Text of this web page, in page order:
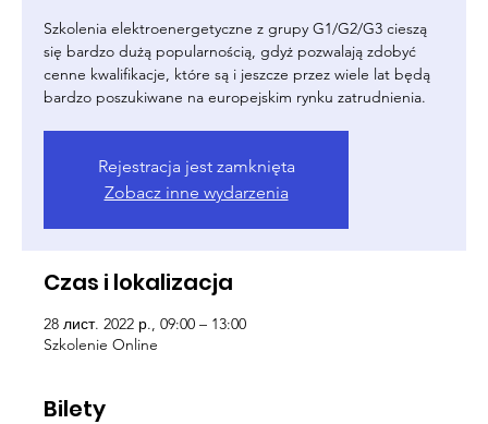
Szkolenia elektroenergetyczne z grupy G1/G2/G3 cieszą
się bardzo dużą popularnością, gdyż pozwalają zdobyć
cenne kwalifikacje, które są i jeszcze przez wiele lat będą
bardzo poszukiwane na europejskim rynku zatrudnienia.
Rejestracja jest zamknięta
Zobacz inne wydarzenia
Czas i lokalizacja
28 лист. 2022 р., 09:00 – 13:00
Szkolenie Online
Bilety